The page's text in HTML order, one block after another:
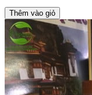
Thêm vào giỏ